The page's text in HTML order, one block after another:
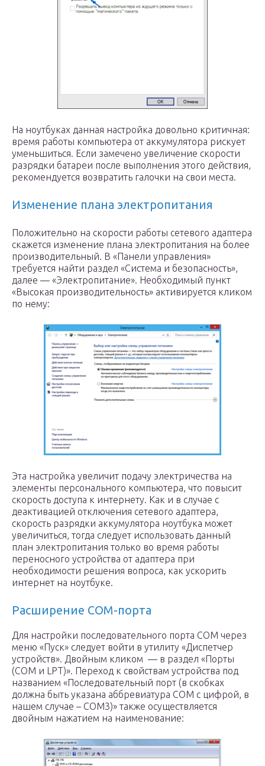
На ноутбуках данная настройка довольно критичная:
время работы компьютера от аккумулятора рискует
уменьшиться. Если замечено увеличение скорости
разрядки батареи после выполнения этого действия,
рекомендуется возвратить галочки на свои места.
Изменение плана электропитания
Положительно на скорости работы сетевого адаптера
скажется изменение плана электропитания на более
производительный. В «Панели управления»
требуется найти раздел «Система и безопасность»,
далее — «Электропитание». Необходимый пункт
«Высокая производительность» активируется кликом
по нему:
Эта настройка увеличит подачу электричества на
элементы персонального компьютера, что повысит
скорость доступа к интернету. Как и в случае с
деактивацией отключения сетевого адаптера,
скорость разрядки аккумулятора ноутбука может
увеличиться, тогда следует использовать данный
план электропитания только во время работы
переносного устройства от адаптера при
необходимости решения вопроса, как ускорить
интернет на ноутбуке.
Расширение COM-порта
Для настройки последовательного порта COM через
меню «Пуск» следует войти в утилиту «Диспетчер
устройств». Двойным кликом — в раздел «Порты
(СOM и LPТ)». Переход к свойствам устройства под
названием «Последовательный порт (в скобках
должна быть указана аббревиатура COM с цифрой, в
нашем случае – COM3)» также осуществляется
двойным нажатием на наименование: